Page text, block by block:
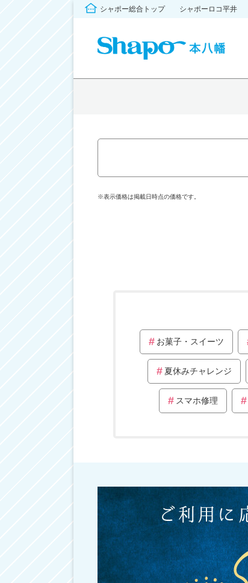
シャポー総合トップ シャポーロコ平井
※表示価格は掲載日時点の価格です。
お菓子・スイーツ
夏休みチャレンジ
スマホ修理